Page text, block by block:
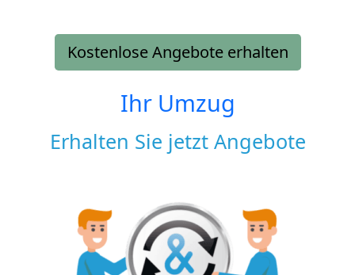
Kostenlose Angebote erhalten
Ihr Umzug
Erhalten Sie jetzt Angebote